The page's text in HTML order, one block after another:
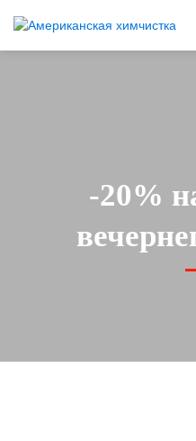
-20%